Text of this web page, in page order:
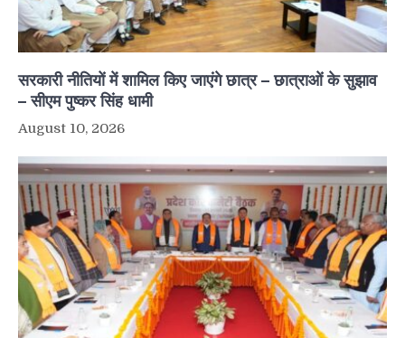
सरकारी नीतियों में शामिल किए जाएंगे छात्र – छात्राओं के सुझाव
– सीएम पुष्कर सिंह धामी
August 10, 2026